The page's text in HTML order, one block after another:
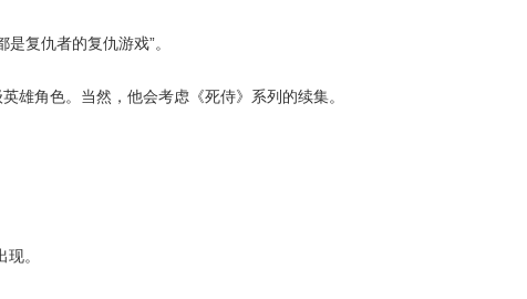
复仇者的复仇游戏”。
雄角色。当然，他会考虑《死侍》系列的续集。
。